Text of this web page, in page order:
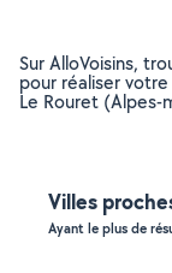
Sur AlloVoisins,
pour réaliser
Le Rouret
Villes
Ayant le plus de